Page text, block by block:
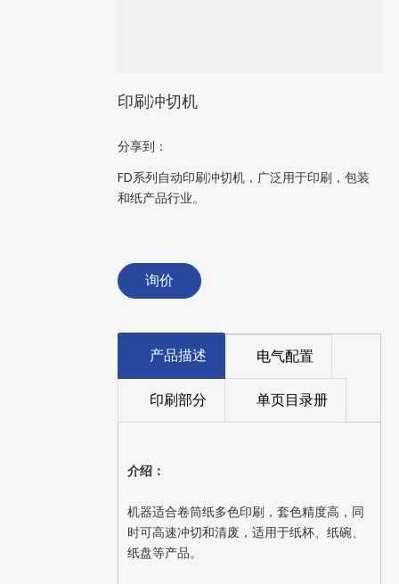
印刷冲切机
分享到：
FD系列自动印刷冲切机，广泛用于印刷，包装
和纸产品行业。
询价
产品描述 电气配置
印刷部分 单页目录册
介绍：
机器适合卷筒纸多色印刷，套色精度高，同
时可高速冲切和清废，适用于纸杯、纸碗、
纸盘等产品。